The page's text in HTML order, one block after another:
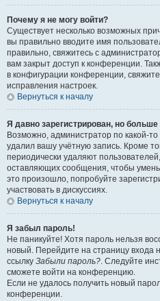
Почему я не могу войти?
Существует несколько возможных
вы правильно вводите имя
правильно, свяжитесь с
вам закрыт доступ к конференции.
в конфигурации конференции,
исправления настроек.
Вернуться к началу
Я давно зарегистрирован, но больше
Возможно, администратор по какой-
удалил вашу учётную запись. Кроме
периодически удаляют
оставляющих сообщения, чтобы
это произошло, попробуйте
участвовать в дискуссиях.
Вернуться к началу
Я забыл пароль!
Не паникуйте! Хотя пароль нельзя
новый. Перейдите на страницу
ссылку Забыли пароль?. Следуйте
сможете войти на конференцию.
Если не удалось получить новый
конференции.